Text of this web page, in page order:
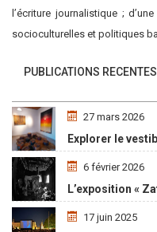
l’écriture journalistique ;
socioculturelles et politiques
PUBLICATIONS RECENTES
27 mars 2026
6 février 2026
17 juin 2025